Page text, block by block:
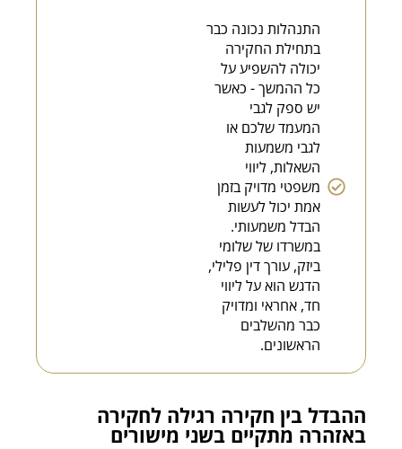
התנהלות נכונה כבר
בתחילת החקירה
יכולה להשפיע על
כל ההמשך - כאשר
יש ספק לגבי
המעמד שלכם או
לגבי משמעות
השאלות, ליווי
משפטי מדויק בזמן
אמת יכול לעשות
הבדל משמעותי.
במשרדו של שלומי
ביזק, עורך דין פלילי,
הדגש הוא על ליווי
חד, אחראי ומדויק
כבר מהשלבים
הראשונים.
ההבדל בין חקירה רגילה לחקירה
באזהרה מתקיים בשני מישורים